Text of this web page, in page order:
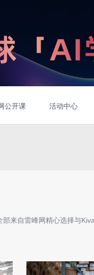
公开课 活动中心
部来自雷峰网精心选择与Kiva